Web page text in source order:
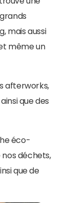
mais aussi
même un
afterworks,
que des
éco-
déchets,
que de